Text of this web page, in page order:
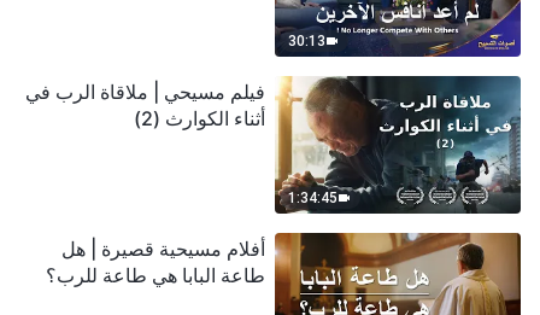
30:13
1:34:45
فيلم مسيحي | ملاقاة الرب في
أثناء الكوارث (2)
أفلام مسيحية قصيرة | هل
طاعة البابا هي طاعة للرب؟